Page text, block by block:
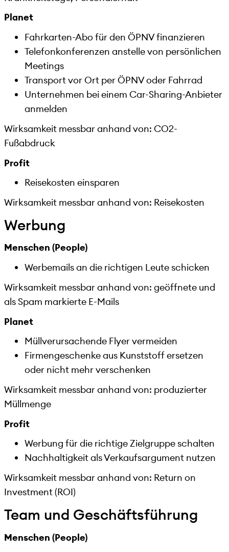
Planet
Fahrkarten-Abo für den ÖPNV finanzieren
Telefonkonferenzen anstelle von persönlichen
Meetings
Transport vor Ort per ÖPNV oder Fahrrad
Unternehmen bei einem Car-Sharing-Anbieter
anmelden
Wirksamkeit messbar anhand von: CO2-
Fußabdruck
Profit
Reisekosten einsparen
Wirksamkeit messbar anhand von: Reisekosten
Werbung
Menschen (People)
Werbemails an die richtigen Leute schicken
Wirksamkeit messbar anhand von: geöffnete und
als Spam markierte E-Mails
Planet
Müllverursachende Flyer vermeiden
Firmengeschenke aus Kunststoff ersetzen
oder nicht mehr verschenken
Wirksamkeit messbar anhand von: produzierter
Müllmenge
Profit
Werbung für die richtige Zielgruppe schalten
Nachhaltigkeit als Verkaufsargument nutzen
Wirksamkeit messbar anhand von: Return on
Investment (ROI)
Team und Geschäftsführung
Menschen (People)